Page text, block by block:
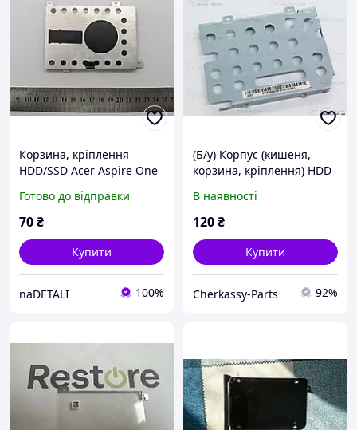
Корзина, кріплення
HDD/SSD Acer Aspire One
Готово до відправки
70₴
Купити
naDETALI 100%
(Б/у) Корпус (кишеня,
корзина, кріплення) HDD
202G25Mn сервісний
оригінал з розборки
В наявності
120₴
Купити
Cherkassy-Parts 92%